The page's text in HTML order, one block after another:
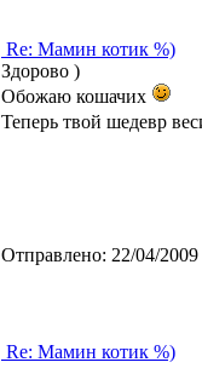
Re: Мамин котик %)
Здорово )
Обожаю кошачих
Теперь твой шедевр
Отправлено: 22/04/
Re: Мамин котик %)